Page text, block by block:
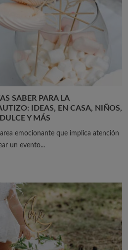
SABER PARA LA
IDEAS, EN CASA, NIÑOS,
Y MÁS
emocionante que implica atención
un evento...